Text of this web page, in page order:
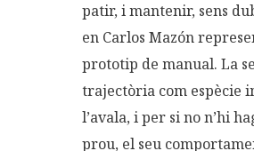
patir, i mantenir, sens
en Carlos Mazón
prototip de manual. La
trajectòria com espècie
l’avala, i per si no n’hi
prou, el seu